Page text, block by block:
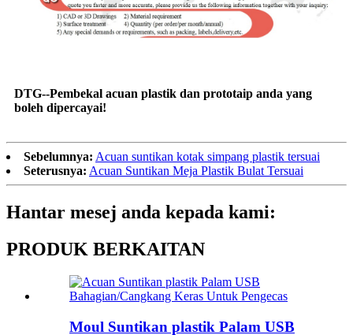
DTG--Pembekal acuan plastik dan prototaip anda yang
boleh dipercayai!
Sebelumnya: Acuan suntikan kotak simpang plastik tersuai
Seterusnya: Acuan Suntikan Meja Plastik Bulat Tersuai
Hantar mesej anda kepada kami:
PRODUK BERKAITAN
Moul Suntikan plastik Palam USB